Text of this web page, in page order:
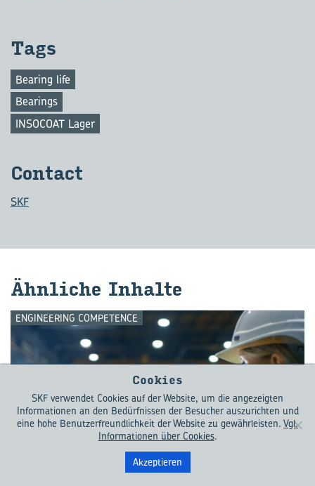
Tags
Bearing life
Bearings
INSOCOAT Lager
Con­tact
SKF
Ähn­li­che In­hal­te
ENGINEERING COMPETENCE
Cookies
SKF verwendet Cookies auf der Website, um die angezeigten
Informationen an den Bedürfnissen der Besucher auszurichten und
eine hohe Benutzerfreundlichkeit der Website zu gewährleisten. Vgl.
Informationen über Cookies.
Akzeptieren